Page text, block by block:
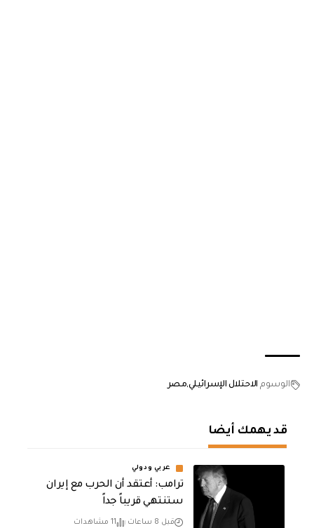
الوسوم الاحتلال الإسرائيليمصر
قد يهمك أيضا
عربي ودولي
‏ترامب: أعتقد أن الحرب مع إيران
ستنتهي قريباً جداً
قبل 8 ساعات 11 مشاهدات